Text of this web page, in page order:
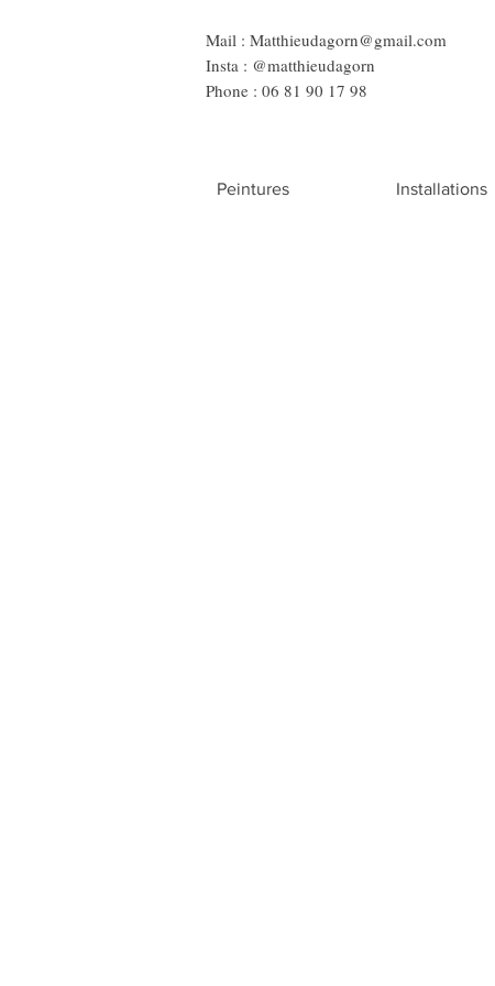
Peintures Installations
Mail : Matthieudagorn@gmail.com
Insta : @matthieudagorn
Phone : 06 81 90 17 98